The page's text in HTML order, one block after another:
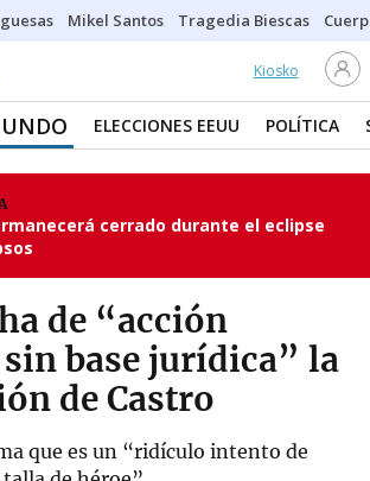
Mikel Santos Tragedia Biescas
Kiosko
ELECCIONES EEUU POLÍTICA
cerrado durante el eclipse
de “acción
base jurídica” la
de Castro
que es un “ridículo intento de